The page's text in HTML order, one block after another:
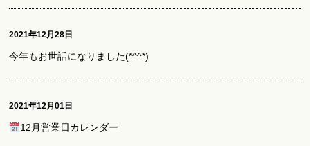
2021年12月28日
今年もお世話になりました(*^^*)
2021年12月01日
12月営業日カレンダー